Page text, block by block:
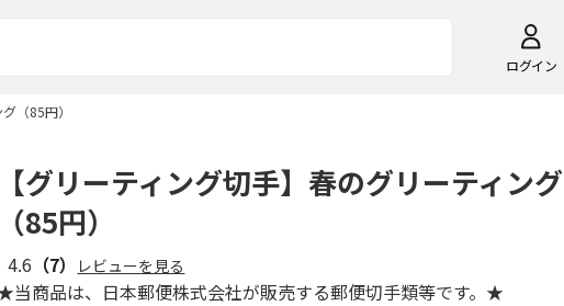
ログイン
（85円）
【グリーティング切手】春のグリーティング
（85円）
4.6 （7） レビューを見る
当商品は、日本郵便株式会社が販売する郵便切手類等です。★